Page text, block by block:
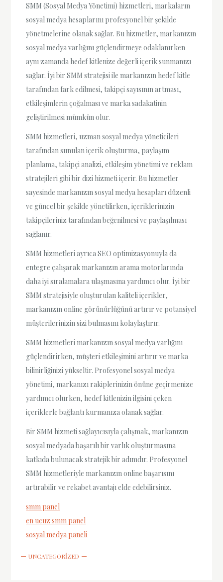
SMM (Sosyal Medya Yönetimi) hizmetleri, markaların
sosyal medya hesaplarını profesyonel bir şekilde
yönetmelerine olanak sağlar. Bu hizmetler, markanızın
sosyal medya varlığını güçlendirmeye odaklanırken
aynı zamanda hedef kitlenize değerli içerik sunmanızı
sağlar. İyi bir SMM stratejisi ile markanızın hedef kitle
tarafından fark edilmesi, takipçi sayısının artması,
etkileşimlerin çoğalması ve marka sadakatinin
geliştirilmesi mümkün olur.
SMM hizmetleri, uzman sosyal medya yöneticileri
tarafından sunulan içerik oluşturma, paylaşım
planlama, takipçi analizi, etkileşim yönetimi ve reklam
stratejileri gibi bir dizi hizmeti içerir. Bu hizmetler
sayesinde markanızın sosyal medya hesapları düzenli
ve güncel bir şekilde yönetilirken, içeriklerinizin
takipçileriniz tarafından beğenilmesi ve paylaşılması
sağlanır.
SMM hizmetleri ayrıca SEO optimizasyonuyla da
entegre çalışarak markanızın arama motorlarında
daha iyi sıralamalara ulaşmasına yardımcı olur. İyi bir
SMM stratejisiyle oluşturulan kaliteli içerikler,
markanızın online görünürlüğünü artırır ve potansiyel
müşterilerinizin sizi bulmasını kolaylaştırır.
SMM hizmetleri markanızın sosyal medya varlığını
güçlendirirken, müşteri etkileşimini artırır ve marka
bilinirliğinizi yükseltir. Profesyonel sosyal medya
yönetimi, markanızı rakiplerinizin önüne geçirmenize
yardımcı olurken, hedef kitlenizin ilgisini çeken
içeriklerle bağlantı kurmanıza olanak sağlar.
Bir SMM hizmeti sağlayıcısıyla çalışmak, markanızın
sosyal medyada başarılı bir varlık oluşturmasına
katkıda bulunacak stratejik bir adımdır. Profesyonel
SMM hizmetleriyle markanızın online başarısını
artırabilir ve rekabet avantajı elde edebilirsiniz.
smm panel
en ucuz smm panel
sosyal medya paneli
UNCATEGORIZED